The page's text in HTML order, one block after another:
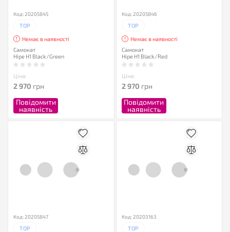
Код: 20205845
TOP
Немає в наявності
Самокат
Hipe H1 Black/Green
Ціна:
2 970 грн
Повідомити
наявність
Код: 20205846
TOP
Немає в наявності
Самокат
Hipe H1 Black/Red
Ціна:
2 970 грн
Повідомити
наявність
Код: 20205847
TOP
Код: 20203163
TOP